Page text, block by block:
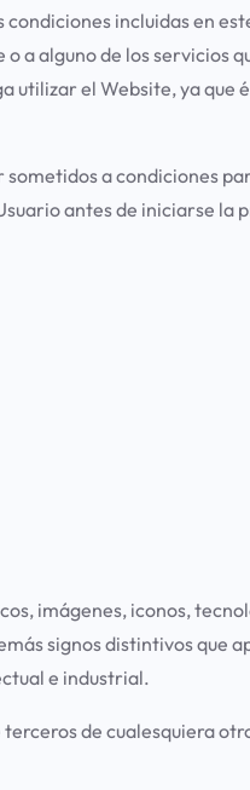
incluidas en
a alguno de los servicios
utilizar el Website, ya que
sometidos a condiciones
antes de iniciarse la
imágenes, iconos,
signos distintivos que
e industrial.
de cualesquiera